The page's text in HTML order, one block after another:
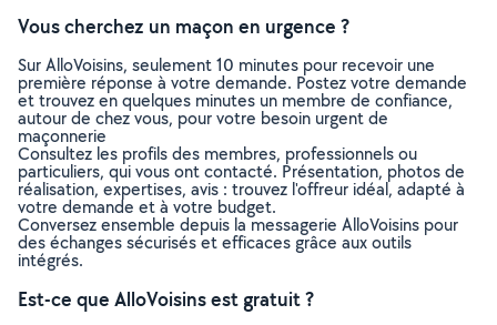
Vous cherchez un maçon en urgence ?
Sur AlloVoisins, seulement 10 minutes pour recevoir une
première réponse à votre demande. Postez votre demande
et trouvez en quelques minutes un membre de confiance,
autour de chez vous, pour votre besoin urgent de
maçonnerie
Consultez les profils des membres, professionnels ou
particuliers, qui vous ont contacté. Présentation, photos de
réalisation, expertises, avis : trouvez l'offreur idéal, adapté à
votre demande et à votre budget.
Conversez ensemble depuis la messagerie AlloVoisins pour
des échanges sécurisés et efficaces grâce aux outils
intégrés.
Est-ce que AlloVoisins est gratuit ?